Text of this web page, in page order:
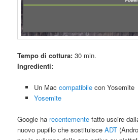
Tempo di cottura: 30 min.
Ingredienti:
Un Mac compatibilecon Yosemite
Yosemite
Google ha recentemente fatto uscire
nuovo pupillo che sostituisceADT